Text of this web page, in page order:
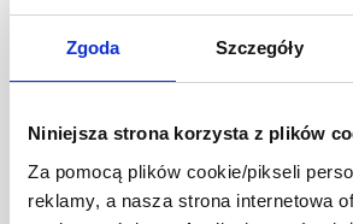
Zgoda Szczegóły
Niniejsza strona korzysta z plików
Za pomocą plików cookie/pikseli
reklamy, a nasza strona internetowa
destylowanym octem, co pozwala uzyskać
aromat sosu TABASCO®.
Smak rozpoznawalny na całym świecie
Połączenie papryczek chili, soli i octu,
procesem dojrzewania, tworzy profil
dziesięcioleci jest znakiem rozpoznawczym
Dziś sosy TABASCO® są dostępne w wielu